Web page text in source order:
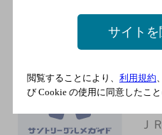
富
Ｊ
サイトを
閲覧することにより、 利用規約
び Cookie の使用に同意したこと